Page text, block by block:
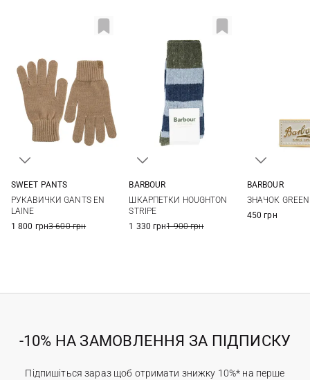
SWEET PANTS
РУКАВИЧКИ GANTS EN
LAINE
1 800 грн3 600 грн
BARBOUR
ШКАРПЕТКИ HOUGHTON
STRIPE
1 330 грн1 900 грн
BARBOUR
ЗНАЧОК GREEN
450 грн
-10% НА ЗАМОВЛЕННЯ ЗА ПІДПИСКУ
Підпишіться зараз щоб отримати знижку 10%* на перше